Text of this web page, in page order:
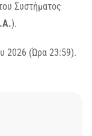
Συστήματος
).
2026 (Ώρα 23:59).